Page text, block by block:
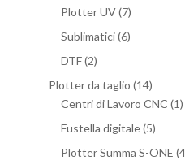
Plotter UV(7)
Sublimatici(6)
DTF(2)
Plotter da taglio (14)
Centri di Lavoro CNC (1)
Fustella digitale(5)
Plotter Summa S-ONE